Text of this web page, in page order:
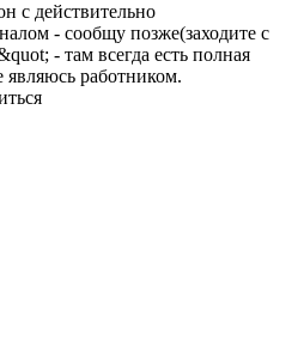
с действительно
- сообщу позже(заходите с
- там всегда есть полная
работником.